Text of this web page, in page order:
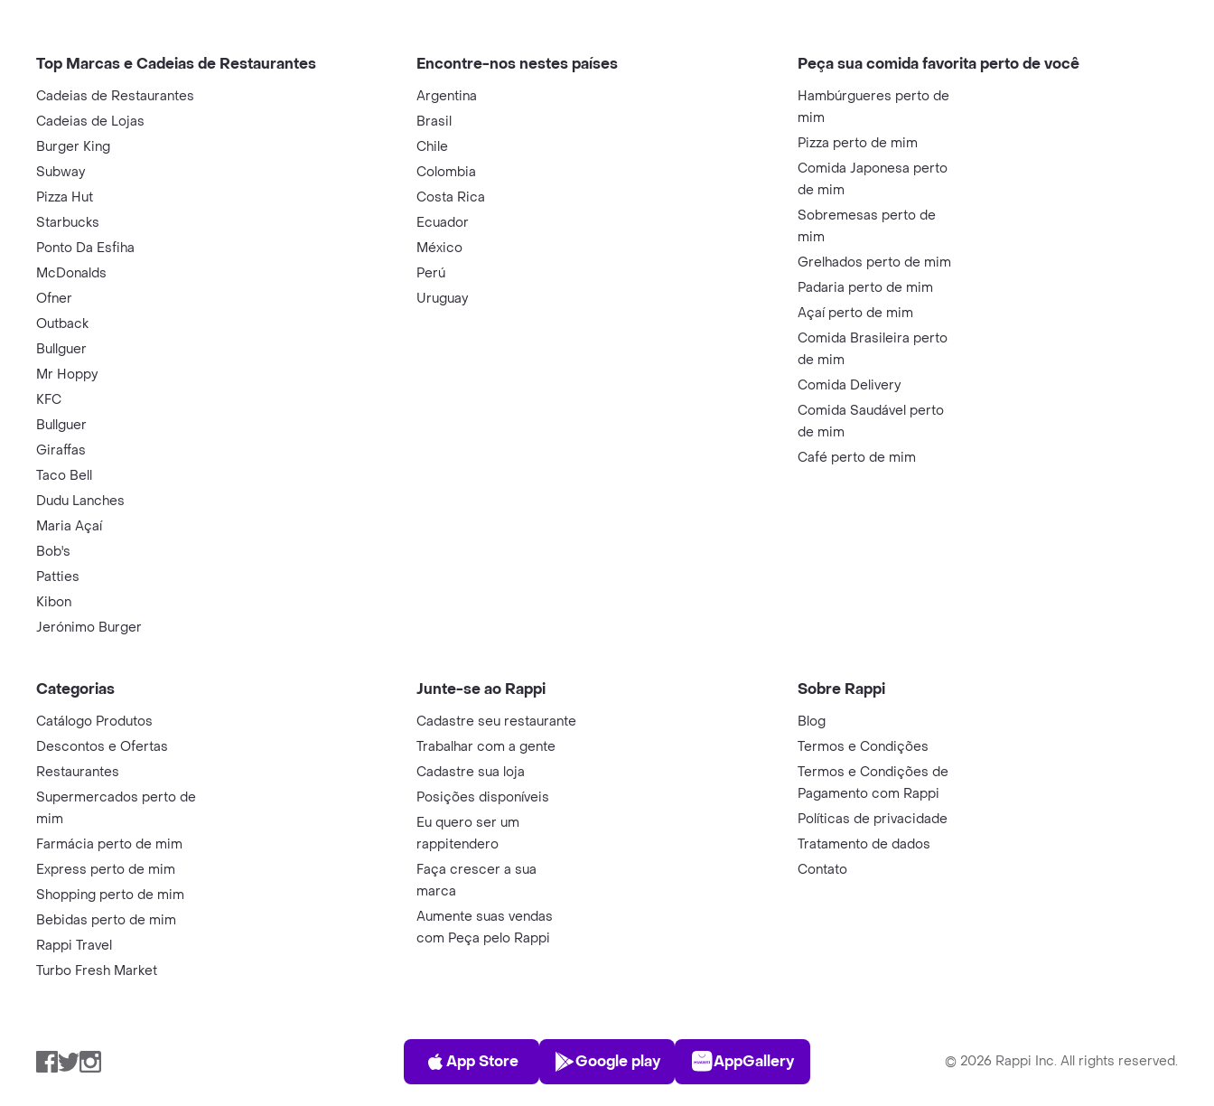
Top Marcas e Cadeias de Restaurantes
Cadeias de Restaurantes
Cadeias de Lojas
Burger King
Subway
Pizza Hut
Starbucks
Ponto Da Esfiha
McDonalds
Ofner
Outback
Bullguer
Mr Hoppy
KFC
Bullguer
Giraffas
Taco Bell
Dudu Lanches
Maria Açaí
Bob's
Patties
Kibon
Jerónimo Burger
Encontre-nos nestes países
Argentina
Brasil
Chile
Colombia
Costa Rica
Ecuador
México
Perú
Uruguay
Peça sua comida favorita perto de você
Hambúrgueres perto de
mim
Pizza perto de mim
Comida Japonesa perto
de mim
Sobremesas perto de
mim
Grelhados perto de mim
Padaria perto de mim
Açaí perto de mim
Comida Brasileira perto
de mim
Comida Delivery
Comida Saudável perto
de mim
Café perto de mim
Categorias
Catálogo Produtos
Descontos e Ofertas
Restaurantes
Supermercados perto de
mim
Farmácia perto de mim
Express perto de mim
Shopping perto de mim
Bebidas perto de mim
Rappi Travel
Turbo Fresh Market
Junte-se ao Rappi
Cadastre seu restaurante
Trabalhar com a gente
Cadastre sua loja
Posições disponíveis
Eu quero ser um
rappitendero
Faça crescer a sua
marca
Aumente suas vendas
com Peça pelo Rappi
Sobre Rappi
Blog
Termos e Condições
Termos e Condições de
Pagamento com Rappi
Políticas de privacidade
Tratamento de dados
Contato
Facebook
TwitterInstagram
App Store
App Store
Play Store
Google play
AppGallery
AppGallery © 2026 Rappi Inc. All rights reserved.